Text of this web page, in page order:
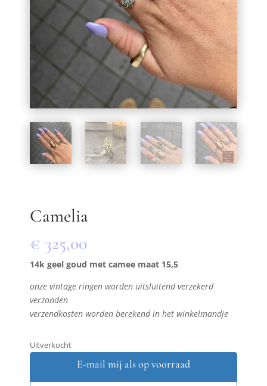
Camelia
€ 325,00
14k geel goud met camee maat 15,5
onze vintage ringen worden uitsluitend verzekerd
verzonden
verzendkosten worden berekend in het winkelmandje
Uitverkocht
E-mail mij als op voorraad